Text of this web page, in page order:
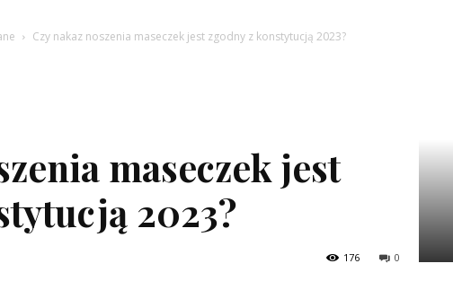
Czy nakaz noszenia maseczek jest zgodny z konstytucją 2023?
maseczek jest
2023?
0
176